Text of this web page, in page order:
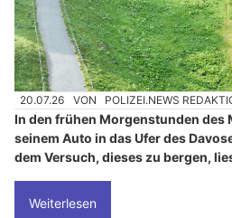
20.07.26 VON POLIZEI.NEWS
In den frühen Morgenstunden des
seinem Auto in das Ufer des
dem Versuch, dieses zu bergen,
Weiterlesen